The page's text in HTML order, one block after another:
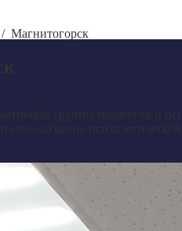
/ Магнитогорск